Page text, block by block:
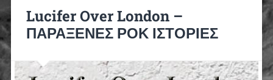
Lucifer Over London –
ΠΑΡΑΞΕΝΕΣ ΡΟΚ ΙΣΤΟΡΙΕΣ